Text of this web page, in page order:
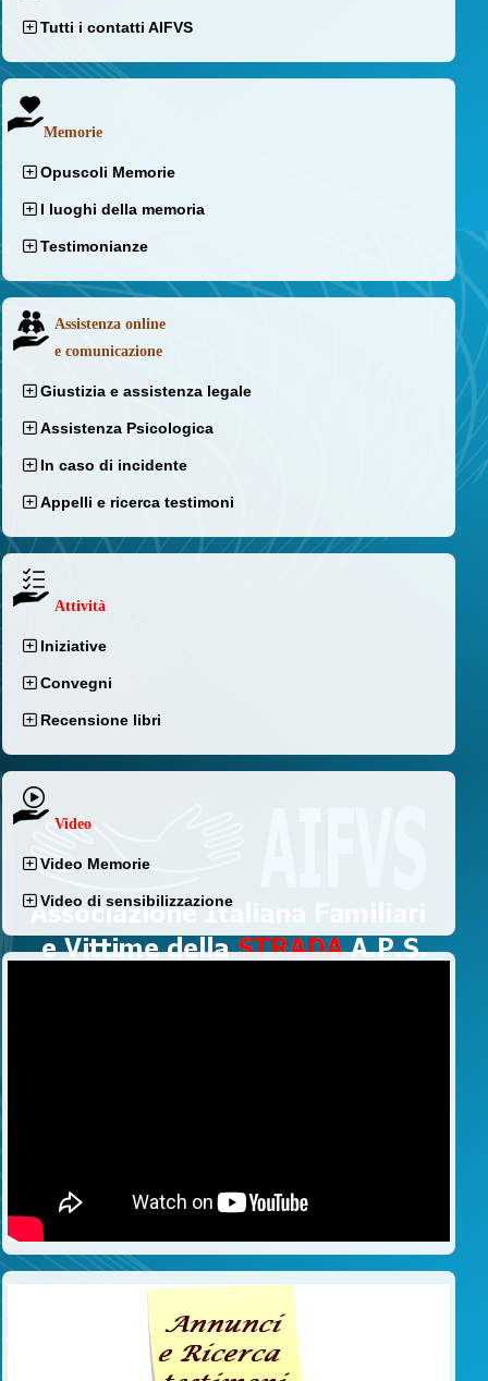
Tutti i contatti AIFVS
Memorie
Opuscoli Memorie
I luoghi della memoria
Testimonianze
Assistenza online
e comunicazione
Giustizia e assistenza legale
Assistenza Psicologica
In caso di incidente
Appelli e ricerca testimoni
Attività
Iniziative
Convegni
Recensione libri
Video
Video Memorie
Video di sensibilizzazione